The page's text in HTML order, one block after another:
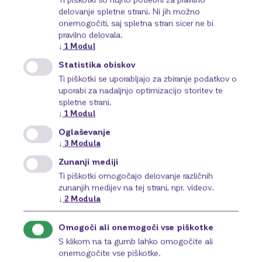
BKS Naložbe
Ponujamo vam osem oblik plemenitenja
premoženja. Izbirate lahko med naložbenimi
produkti z aktivnim naložbenim varčevanjem in
pasivno upravljanimi varčevalnimi produkti.
Več o tem
delovanje spletne strani. Ni jih možno
onemogočiti, saj spletna stran sicer ne bi
pravilno delovala.
↓ 1 Modul
Statistika obiskov
Ti piškotki se uporabljajo za zbiranje podatkov o
uporabi za nadaljnjo optimizacijo storitev te
spletne strani.
↓ 1 Modul
Oglaševanje
↓ 3 Modula
Zunanji mediji
Ti piškotki omogočajo delovanje različnih
zunanjih medijev na tej strani, npr. videov.
↓ 2 Modula
Omogoči ali onemogoči vse piškotke
S klikom na ta gumb lahko omogočite ali
onemogočite vse piškotke.